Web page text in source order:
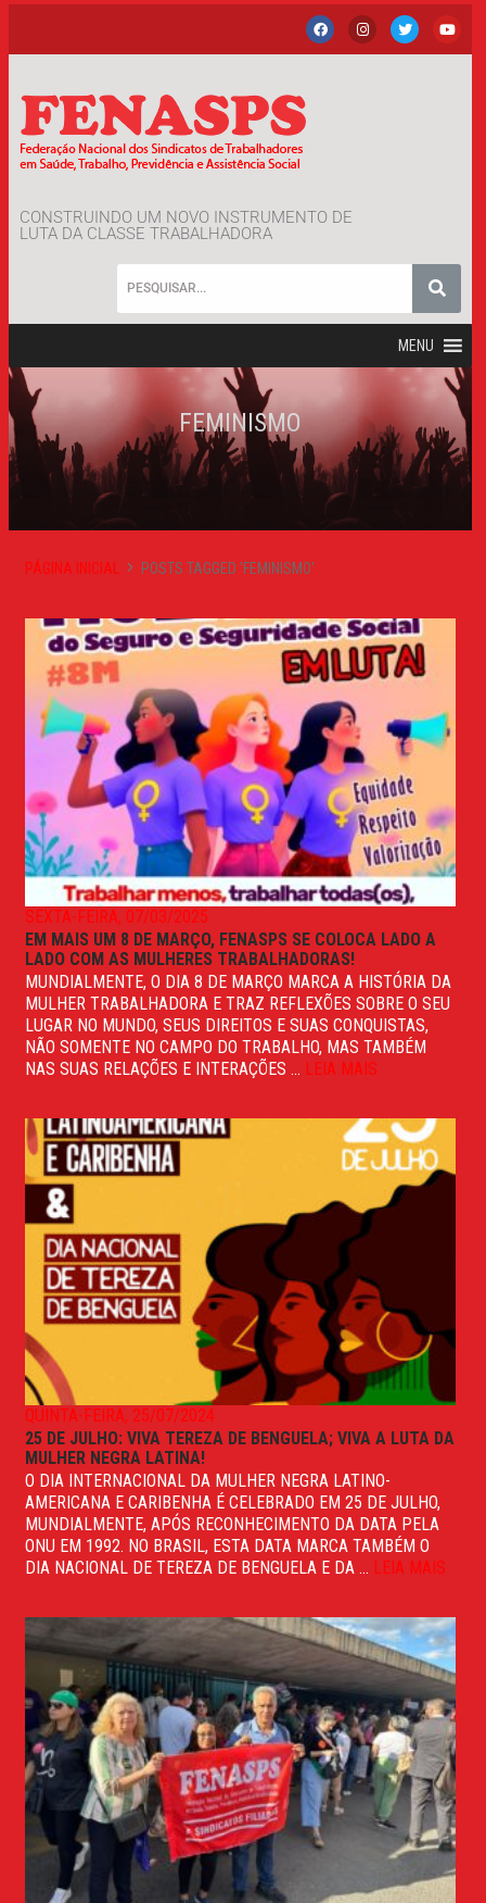
CONSTRUINDO UM NOVO INSTRUMENTO DE
LUTA DA CLASSE TRABALHADORA
MENU
FEMINISMO
PÁGINA INICIAL POSTS TAGGED 'FEMINISMO'
SEXTA-FEIRA, 07/03/2025
EM MAIS UM 8 DE MARÇO, FENASPS SE COLOCA LADO A
LADO COM AS MULHERES TRABALHADORAS!
MUNDIALMENTE, O DIA 8 DE MARÇO MARCA A HISTÓRIA DA
MULHER TRABALHADORA E TRAZ REFLEXÕES SOBRE O SEU
LUGAR NO MUNDO, SEUS DIREITOS E SUAS CONQUISTAS,
NÃO SOMENTE NO CAMPO DO TRABALHO, MAS TAMBÉM
NAS SUAS RELAÇÕES E INTERAÇÕES ... LEIA MAIS
QUINTA-FEIRA, 25/07/2024
25 DE JULHO: VIVA TEREZA DE BENGUELA; VIVA A LUTA DA
MULHER NEGRA LATINA!
O DIA INTERNACIONAL DA MULHER NEGRA LATINO-
AMERICANA E CARIBENHA É CELEBRADO EM 25 DE JULHO,
MUNDIALMENTE, APÓS RECONHECIMENTO DA DATA PELA
ONU EM 1992. NO BRASIL, ESTA DATA MARCA TAMBÉM O
DIA NACIONAL DE TEREZA DE BENGUELA E DA ... LEIA MAIS